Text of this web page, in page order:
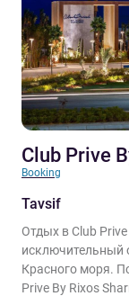
Club Prive
Booking
Tavsif
Отдых в Club
исключительный
Красного моря.
Prive By Rixos